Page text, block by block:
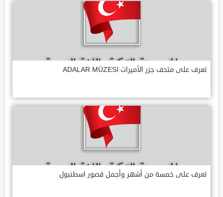
تعرف على متحف جزر الأميرات ADALAR MÜZESI
تعرف على خمسة من أشهر وأجمل قصور اسطنبول